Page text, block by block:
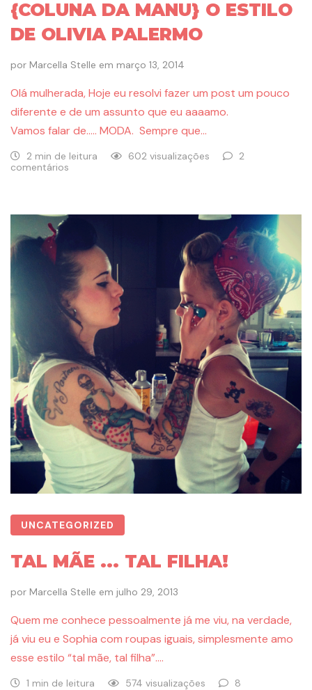
{COLUNA DA MANU} O ESTILO
DE OLIVIA PALERMO
por Marcella Stelle em março 13, 2014
Olá mulherada, Hoje eu resolvi fazer um post um pouco
diferente e de um assunto que eu aaaamo.
Vamos falar de….. MODA. Sempre que…
2 min de leitura 602 visualizações
2
comentários
UNCATEGORIZED
TAL MÃE ... TAL FILHA!
por Marcella Stelle em julho 29, 2013
Quem me conhece pessoalmente já me viu, na verdade,
já viu eu e Sophia com roupas iguais, simplesmente amo
esse estilo “tal mãe, tal filha”….
1 min de leitura 574 visualizações
8